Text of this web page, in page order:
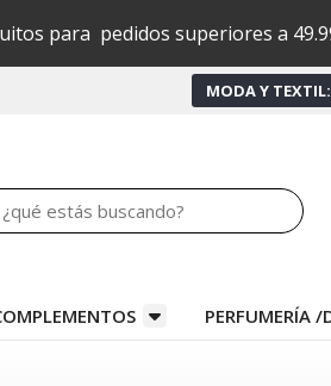
para pedidos superiores a
MODA Y TEXTIL:
Buscar
PERFUMERÍA /